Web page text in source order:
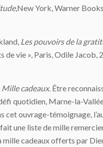
,New York, Warner Books,
Les pouvoirs de la
de vie », Paris, Odile Jacob,
Mille cadeaux. Être
quotidien, Marne-la-
cet ouvrage-témoignage,
une liste de mille
cadeaux offerts par